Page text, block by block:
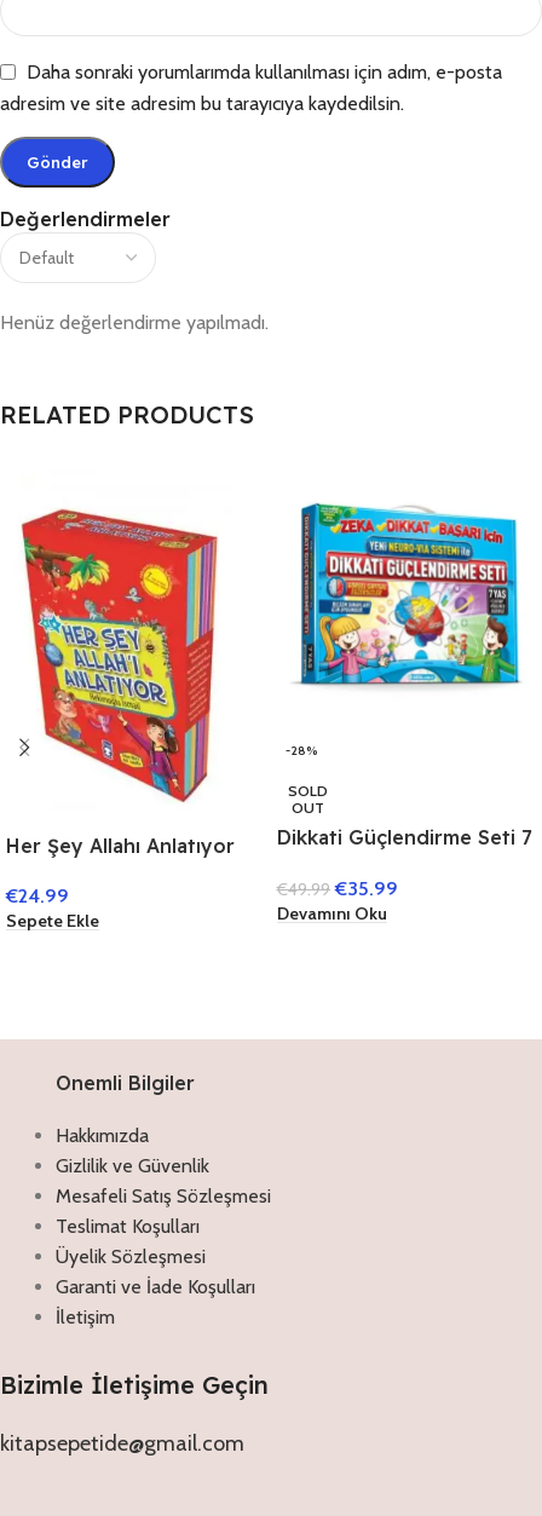
Değerlendirmeler
Henüz değerlendirme yapılmadı.
Daha sonraki yorumlarımda kullanılması için adım, e-posta
adresim ve site adresim bu tarayıcıya kaydedilsin.
RELATED PRODUCTS
Her Şey Allahı Anlatıyor
€24.99
Sepete Ekle
-28%
SOLD
OUT
Dikkati Güçlendirme Seti 7
€49.99 €35.99
Devamını Oku
Onemli Bilgiler
Hakkımızda
Gizlilik ve Güvenlik
Mesafeli Satış Sözleşmesi
Teslimat Koşulları
Üyelik Sözleşmesi
Garanti ve İade Koşulları
İletişim
Bizimle İletişime Geçin
kitapsepetide@gmail.com